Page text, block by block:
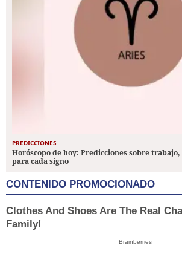
PREDICCIONES
Horóscopo de hoy: Predicciones sobre
para cada signo
CONTENIDO PROMOCIONADO
Clothes And Shoes Are The Real
Family!
Brainberries